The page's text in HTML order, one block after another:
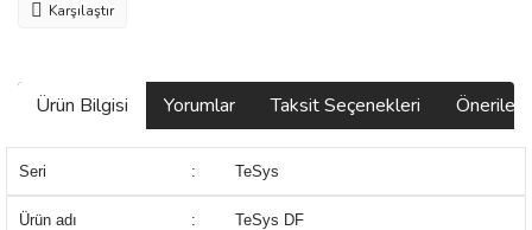
Karşılaştır
Ürün Bilgisi Yorumlar Taksit Seçenekleri
Seri : TeSys
Ürün adı : TeSys DF